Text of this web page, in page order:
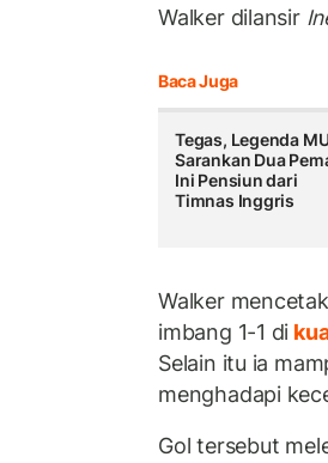
Walker dilansir
Baca Juga
Tegas, Legenda
Sarankan Dua
Ini Pensiun dari
Timnas Inggris
Walker
imbang 1-1 di
Selain itu ia
menghadapi
Gol tersebut